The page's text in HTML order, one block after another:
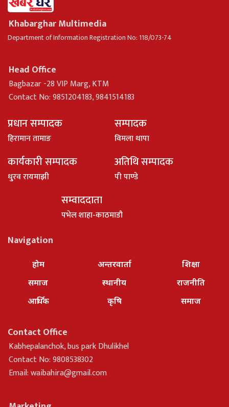
Khabarghar Multimedia
Department of Information Registration No: 118/073-74
Head Office
Bagbazar -28 VIP Marg, KTM
Contact No: 9851204183, 9841514183
प्रधान सम्पादक
हिरामान तामाङ
सम्पादक
विमला थापा
कार्यकारी सम्पादक
धु्रव रायमाझी
अतिथि सम्पादक
पी पाण्डे
सम्वाददाता
पभेल शाहा-काठमाडौ
Navigation
होम
समाज
आर्थिक
अन्तरवार्ता
स्थानीय
कृषि
शिक्षा
राजनीति
समाज
Contact Office
Kabhepalanchok, bus park Dhulikhel
Contact No: 9808538302
Email:waibahira@gmail.com